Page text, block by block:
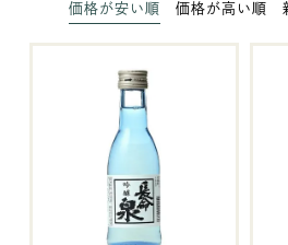
価格が安い順 価格が高い順